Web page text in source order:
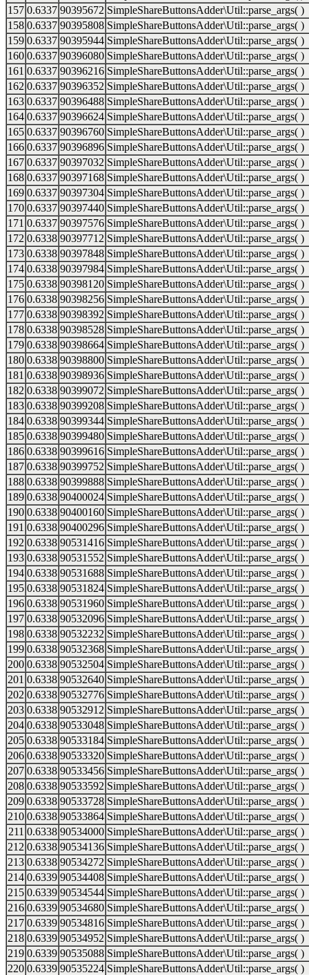
157 0.6337 90395672 SimpleShareButtonsAdder\Util::parse_args( )
158 0.6337 90395808 SimpleShareButtonsAdder\Util::parse_args( )
159 0.6337 90395944 SimpleShareButtonsAdder\Util::parse_args( )
160 0.6337 90396080 SimpleShareButtonsAdder\Util::parse_args( )
161 0.6337 90396216 SimpleShareButtonsAdder\Util::parse_args( )
162 0.6337 90396352 SimpleShareButtonsAdder\Util::parse_args( )
163 0.6337 90396488 SimpleShareButtonsAdder\Util::parse_args( )
164 0.6337 90396624 SimpleShareButtonsAdder\Util::parse_args( )
165 0.6337 90396760 SimpleShareButtonsAdder\Util::parse_args( )
166 0.6337 90396896 SimpleShareButtonsAdder\Util::parse_args( )
167 0.6337 90397032 SimpleShareButtonsAdder\Util::parse_args( )
168 0.6337 90397168 SimpleShareButtonsAdder\Util::parse_args( )
169 0.6337 90397304 SimpleShareButtonsAdder\Util::parse_args( )
170 0.6337 90397440 SimpleShareButtonsAdder\Util::parse_args( )
171 0.6337 90397576 SimpleShareButtonsAdder\Util::parse_args( )
172 0.6338 90397712 SimpleShareButtonsAdder\Util::parse_args( )
173 0.6338 90397848 SimpleShareButtonsAdder\Util::parse_args( )
174 0.6338 90397984 SimpleShareButtonsAdder\Util::parse_args( )
175 0.6338 90398120 SimpleShareButtonsAdder\Util::parse_args( )
176 0.6338 90398256 SimpleShareButtonsAdder\Util::parse_args( )
177 0.6338 90398392 SimpleShareButtonsAdder\Util::parse_args( )
178 0.6338 90398528 SimpleShareButtonsAdder\Util::parse_args( )
179 0.6338 90398664 SimpleShareButtonsAdder\Util::parse_args( )
180 0.6338 90398800 SimpleShareButtonsAdder\Util::parse_args( )
181 0.6338 90398936 SimpleShareButtonsAdder\Util::parse_args( )
182 0.6338 90399072 SimpleShareButtonsAdder\Util::parse_args( )
183 0.6338 90399208 SimpleShareButtonsAdder\Util::parse_args( )
184 0.6338 90399344 SimpleShareButtonsAdder\Util::parse_args( )
185 0.6338 90399480 SimpleShareButtonsAdder\Util::parse_args( )
186 0.6338 90399616 SimpleShareButtonsAdder\Util::parse_args( )
187 0.6338 90399752 SimpleShareButtonsAdder\Util::parse_args( )
188 0.6338 90399888 SimpleShareButtonsAdder\Util::parse_args( )
189 0.6338 90400024 SimpleShareButtonsAdder\Util::parse_args( )
190 0.6338 90400160 SimpleShareButtonsAdder\Util::parse_args( )
191 0.6338 90400296 SimpleShareButtonsAdder\Util::parse_args( )
192 0.6338 90531416 SimpleShareButtonsAdder\Util::parse_args( )
193 0.6338 90531552 SimpleShareButtonsAdder\Util::parse_args( )
194 0.6338 90531688 SimpleShareButtonsAdder\Util::parse_args( )
195 0.6338 90531824 SimpleShareButtonsAdder\Util::parse_args( )
196 0.6338 90531960 SimpleShareButtonsAdder\Util::parse_args( )
197 0.6338 90532096 SimpleShareButtonsAdder\Util::parse_args( )
198 0.6338 90532232 SimpleShareButtonsAdder\Util::parse_args( )
199 0.6338 90532368 SimpleShareButtonsAdder\Util::parse_args( )
200 0.6338 90532504 SimpleShareButtonsAdder\Util::parse_args( )
201 0.6338 90532640 SimpleShareButtonsAdder\Util::parse_args( )
202 0.6338 90532776 SimpleShareButtonsAdder\Util::parse_args( )
203 0.6338 90532912 SimpleShareButtonsAdder\Util::parse_args( )
204 0.6338 90533048 SimpleShareButtonsAdder\Util::parse_args( )
205 0.6338 90533184 SimpleShareButtonsAdder\Util::parse_args( )
206 0.6338 90533320 SimpleShareButtonsAdder\Util::parse_args( )
207 0.6338 90533456 SimpleShareButtonsAdder\Util::parse_args( )
208 0.6338 90533592 SimpleShareButtonsAdder\Util::parse_args( )
209 0.6338 90533728 SimpleShareButtonsAdder\Util::parse_args( )
210 0.6338 90533864 SimpleShareButtonsAdder\Util::parse_args( )
211 0.6338 90534000 SimpleShareButtonsAdder\Util::parse_args( )
212 0.6338 90534136 SimpleShareButtonsAdder\Util::parse_args( )
213 0.6338 90534272 SimpleShareButtonsAdder\Util::parse_args( )
214 0.6339 90534408 SimpleShareButtonsAdder\Util::parse_args( )
215 0.6339 90534544 SimpleShareButtonsAdder\Util::parse_args( )
216 0.6339 90534680 SimpleShareButtonsAdder\Util::parse_args( )
217 0.6339 90534816 SimpleShareButtonsAdder\Util::parse_args( )
218 0.6339 90534952 SimpleShareButtonsAdder\Util::parse_args( )
219 0.6339 90535088 SimpleShareButtonsAdder\Util::parse_args( )
220 0.6339 90535224 SimpleShareButtonsAdder\Util::parse_args( )